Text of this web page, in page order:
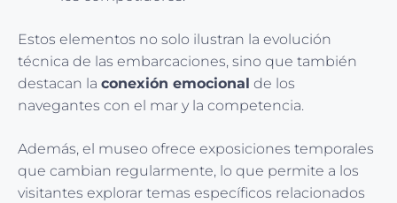
Estos elementos no solo ilustran la evolución
técnica de las embarcaciones, sino que también
destacan la conexión emocional de los
navegantes con el mar y la competencia.
Además, el museo ofrece exposiciones temporales
que cambian regularmente, lo que permite a los
visitantes explorar temas específicos relacionados